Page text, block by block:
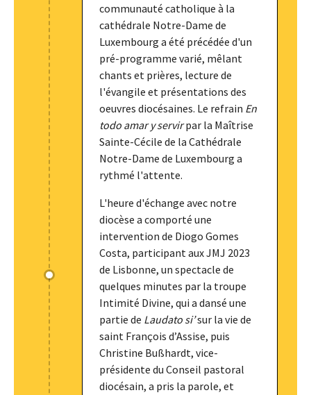
communauté catholique à la
cathédrale Notre-Dame de
Luxembourg a été précédée d'un
pré-programme varié, mêlant
chants et prières, lecture de
l'évangile et présentations des
oeuvres diocésaines. Le refrain En
todo amar y servirpar la Maîtrise
Sainte-Cécile de la Cathédrale
Notre-Dame de Luxembourg a
rythmé l'attente.
L'heure d'échange avec notre
diocèse a comporté une
intervention de Diogo Gomes
Costa, participant aux JMJ 2023
de Lisbonne, un spectacle de
quelques minutes par la troupe
Intimité Divine, qui a dansé une
partie de Laudato si’sur la vie de
saint François d’Assise, puis
Christine Bußhardt, vice-
présidente du Conseil pastoral
diocésain, a pris la parole, et